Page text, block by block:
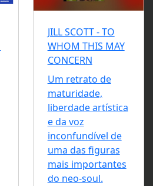
JILL SCOTT - TO
WHOM THIS MAY
CONCERN
Um retrato de
maturidade,
liberdade artística
e da voz
inconfundível de
uma das figuras
mais importantes
do neo-soul.